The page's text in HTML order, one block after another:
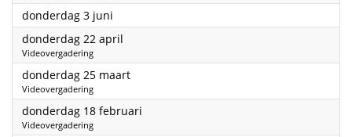
donderdag 3 juni
donderdag 22 april
Videovergadering
donderdag 25 maart2021
Videovergadering
donderdag 18 februari
Videovergadering